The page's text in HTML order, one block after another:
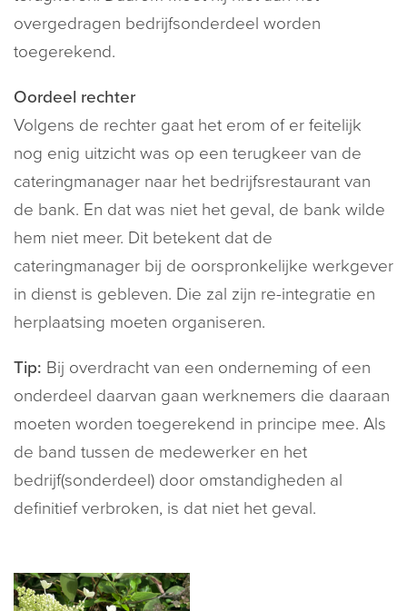
overgedragen bedrijfsonderdeel worden
toegerekend.
Oordeel rechter
Volgens de rechter gaat het erom of er feitelijk
nog enig uitzicht was op een terugkeer van de
cateringmanager naar het bedrijfsrestaurant van
de bank. En dat was niet het geval, de bank wilde
hem niet meer. Dit betekent dat de
cateringmanager bij de oorspronkelijke werkgever
in dienst is gebleven. Die zal zijn re-integratie en
herplaatsing moeten organiseren.
Tip: Bij overdracht van een onderneming of een
onderdeel daarvan gaan werknemers die daaraan
moeten worden toegerekend in principe mee. Als
de band tussen de medewerker en het
bedrijf(sonderdeel) door omstandigheden al
definitief verbroken, is dat niet het geval.